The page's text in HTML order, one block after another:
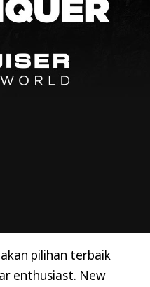
pilihan terbaik
enthusiast. New